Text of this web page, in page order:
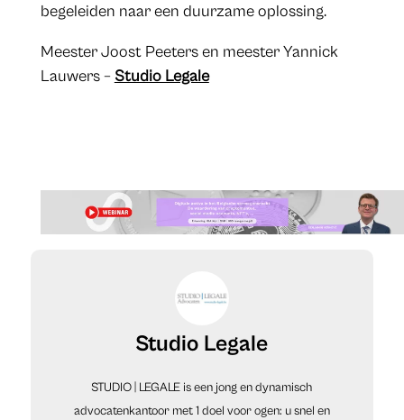
begeleiden naar een duurzame oplossing.
Meester Joost Peeters en meester Yannick
Lauwers – Studio Legale
Studio Legale
STUDIO | LEGALE is een jong en dynamisch
advocatenkantoor met 1 doel voor ogen: u snel en